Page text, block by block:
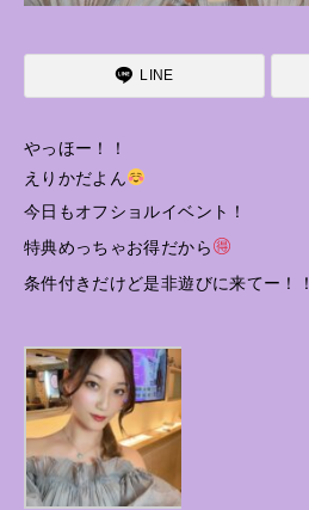
LINE
やっほー！！
えりかだよん
今日もオフショルイベント！
特典めっちゃお得だから
条件付きだけど是非遊びに来てー！！